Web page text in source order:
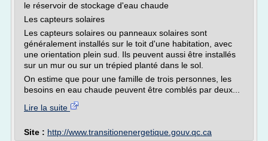
le réservoir de stockage d'eau chaude
Les capteurs solaires
Les capteurs solaires ou panneaux solaires sont
généralement installés sur le toit d'une habitation, avec
une orientation plein sud. Ils peuvent aussi être installés
sur un mur ou sur un trépied planté dans le sol.
On estime que pour une famille de trois personnes, les
besoins en eau chaude peuvent être comblés par deux...
Lire la suite
Site : http://www.transitionenergetique.gouv.qc.ca